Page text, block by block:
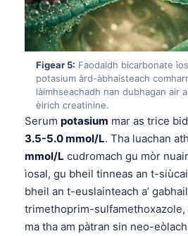
Figear 5: Faodaidh bicarbonate
potasium àrd-àbhaisteach
làimhseachadh nan dubhagan air
èirich creatinine.
Serum potasium mar as trice
3.5-5.0 mmol/L. Tha luachan
mmol/L cudromach gu mòr
ìosal, gu bheil tinneas an t-
bheil an t-euslainteach a’
trimethoprim-
ma tha am pàtran sin neo-
Galego
Latviešu valoda
Македонски јазик
Euskara
Occitan
العربية المغربية
Afrikaans
Монгол
ພາສາລາວ
Basa Jawa